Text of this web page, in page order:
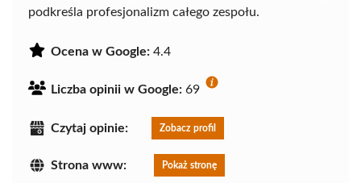
podkreśla profesjonalizm całego zespołu.
Ocena w Google: 4.4
Liczba opinii w Google: 69
Czytaj opinie: Zobacz profil
Strona www: Pokaż stronę